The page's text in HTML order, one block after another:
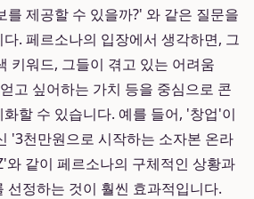
를 제공할 수 있을까?' 와 같은 질문을
. 페르소나의 입장에서 생각하면, 그
키워드, 그들이 겪고 있는 어려움
고 싶어하는 가치 등을 중심으로 콘
할 수 있습니다. 예를 들어, '창업'이
'3천만원으로 시작하는 소자본 온라
와 같이 페르소나의 구체적인 상황과
선정하는 것이 훨씬 효과적입니다.